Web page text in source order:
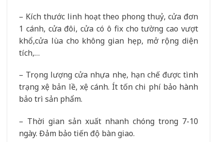
– Kích thước linh hoạt theo phong thuỷ, cửa đơn
1 cánh, cửa đôi, cửa có ô fix cho tường cao vượt
khổ,cửa lùa cho không gian hẹp, mở rộng diện
tích,…
– Trọng lượng cửa nhựa nhẹ, hạn chế được tình
trạng xệ bản lề, xệ cánh. Ít tốn chi phí bảo hành
bảo trì sản phẩm.
– Thời gian sản xuất nhanh chóng trong 7-10
ngày. Đảm bảo tiến độ bàn giao.